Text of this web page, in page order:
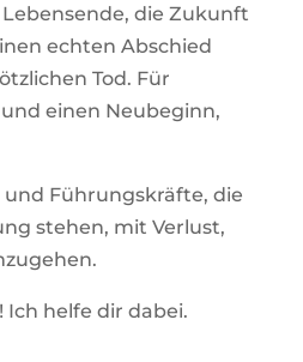
die Zukunft
echten Abschied
Tod. Für
einen Neubeginn,
Führungskräfte, die
stehen, mit Verlust,
Ich helfe dir dabei.